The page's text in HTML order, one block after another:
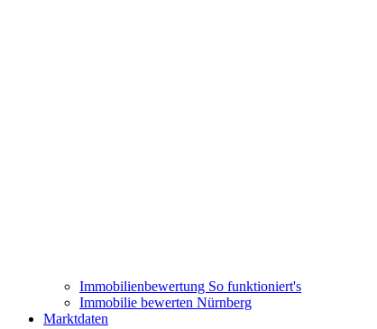
Immobilienbewertung So funktioniert's
Immobilie bewerten Nürnberg
Marktdaten